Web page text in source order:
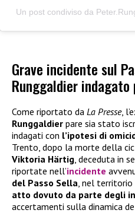
Un post condiviso da
Grave incidente sul
Runggaldier
Come riportato da La Presse,
Runggaldier pare sia stato
indagati con l’ipotesi di
Trento, dopo la morte della
Viktoria Härtig , deceduta in
riportate nell’incidente
del Passo Sella , nel
atto dovuto da parte degli
accertamenti sulla dinamica